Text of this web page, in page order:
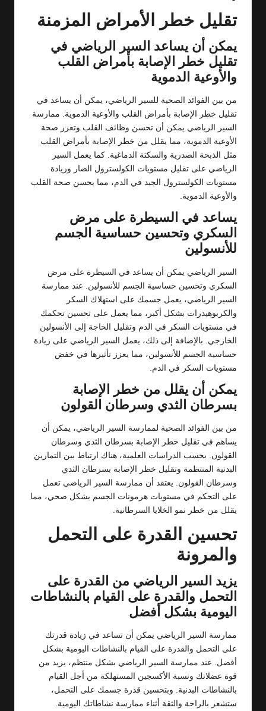
تقليل خطر الأمراض المزمنة
يمكن أن يساعد السير الرياضي في
تقليل خطر الإصابة بأمراض القلب
والأوعية الدموية
من بين الفوائد الصحية للسير الرياضي، يمكن أن يساعد في
تقليل خطر الإصابة بأمراض القلب والأوعية الدموية. ممارسة
السير الرياضي يمكن أن تحسن وظائف القلب وتعزز صحة
الأوعية الدموية، مما يقلل من خطر الإصابة بأمراض القلب
مثل الذبحة الصدرية والسكتة الدماغية. كما يعمل السير
الرياضي على تقليل مستويات الكولسترول الضار وزيادة
مستويات الكولسترول الجيد في الدم، مما يحسن صحة القلب
والأوعية الدموية.
يساعد في السيطرة على مرض
السكري وتحسين حساسية الجسم
للأنسولين
السير الرياضي يمكن أن يساعد في السيطرة على مرض
السكري وتحسين حساسية الجسم للأنسولين. عند ممارسة
السير الرياضي، يعمل جسمك على استهلاك السكر
والكربوهيدرات بشكل أكبر، مما يعمل على تحسين تحكمك
في مستويات السكر في الدم وتقليل الحاجة إلى الأنسولين
الخارجي. بالإضافة إلى ذلك، يعمل السير الرياضي على زيادة
حساسية الجسم للأنسولين، مما يعزز تأثيرها في خفض
مستويات السكر في الدم.
يمكن أن يقلل من خطر الإصابة
بسرطان الثدي وسرطان القولون
من بين الفوائد الصحية لممارسة السير الرياضي، يمكن أن
يساهم في تقليل خطر الإصابة بسرطان الثدي وسرطان
القولون. بحسب الدراسات العلمية، هناك ارتباط بين التمارين
البدنية المنتظمة وتقليل خطر الإصابة بسرطان الثدي
وسرطان القولون. يعتقد أن ممارسة السير الرياضي تعمل
على التحكم في مستويات هرمونات الجسم بشكل صحي، مما
يقلل من خطر نمو الخلايا السرطانية.
تحسين القدرة على التحمل
والمرونة
يزيد السير الرياضي من القدرة على
التحمل والقدرة على القيام بالنشاطات
اليومية بشكل أفضل
ممارسة السير الرياضي يمكن أن تساعد في زيادة قدرتك
على التحمل والقدرة على القيام بالنشاطات اليومية بشكل
أفضل. عند ممارسة السير الرياضي بشكل منتظم، يزيد من
قوة عضلاتك ونسبة الأكسجين المستهلكة من أجل القيام
بالنشاطات البدنية. وبتحسين قدرة جسمك على التحمل،
ستشعر بالراحة والثقة أثناء ممارسة نشاطاتك اليومية.